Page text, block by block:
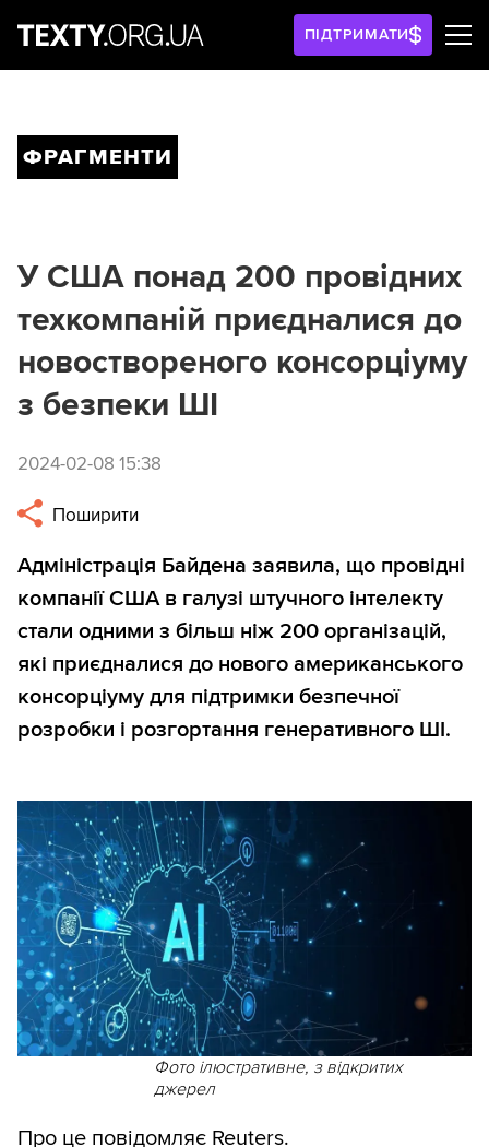
ПІДТРИМАТИ
ФРАГМЕНТИ
У США понад 200 провідних
техкомпаній приєдналися до
новоствореного консорціуму
з безпеки ШІ
2024-02-08 15:38
Поширити
Адміністрація Байдена заявила, що провідні
компанії США в галузі штучного інтелекту
стали одними з більш ніж 200 організацій,
які приєдналися до нового американського
консорціуму для підтримки безпечної
розробки і розгортання генеративного ШІ.
Фото ілюстративне, з відкритих
джерел
Про це повідомляє Reuters.